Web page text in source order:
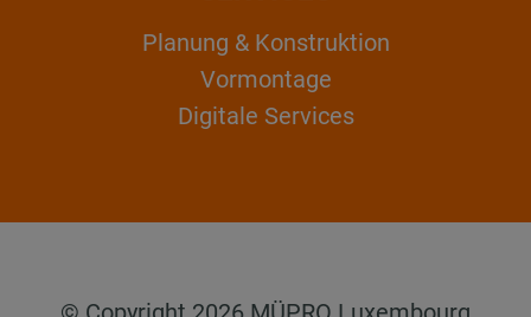
Planung & Konstruktion
Vormontage
Digitale Services